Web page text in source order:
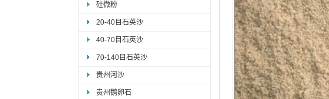
硅微粉
20-40目石英沙
40-70目石英沙
70-140目石英沙
贵州河沙
贵州鹅卵石